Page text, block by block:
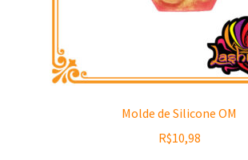
Molde de Silicone OM
R$10,98